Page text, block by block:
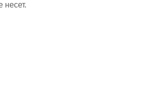
несет.